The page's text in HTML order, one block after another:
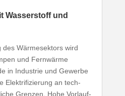
Wasser­stoff und
des Wärme­sektors wird
und Fernwärme
in Industrie und Gewerbe
Elek­tri­fi­zierung an tech­
Grenzen. Hohe Vorlauf­